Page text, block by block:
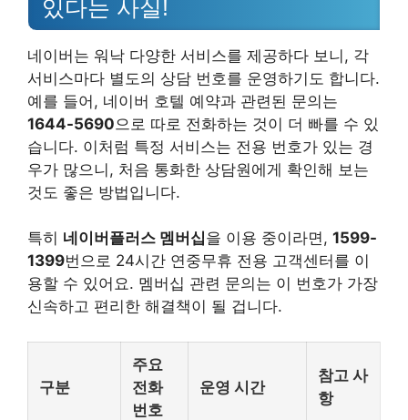
있다는 사실!
네이버는 워낙 다양한 서비스를 제공하다 보니, 각
서비스마다 별도의 상담 번호를 운영하기도 합니다.
예를 들어, 네이버 호텔 예약과 관련된 문의는
1644-5690으로 따로 전화하는 것이 더 빠를 수 있
습니다. 이처럼 특정 서비스는 전용 번호가 있는 경
우가 많으니, 처음 통화한 상담원에게 확인해 보는
것도 좋은 방법입니다.
특히 네이버플러스 멤버십을 이용 중이라면, 1599-
1399번으로 24시간 연중무휴 전용 고객센터를 이
용할 수 있어요. 멤버십 관련 문의는 이 번호가 가장
신속하고 편리한 해결책이 될 겁니다.
구분
주요
전화
번호
운영 시간
참고 사
항